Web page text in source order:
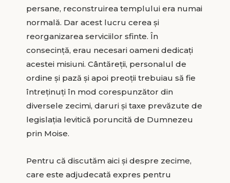
persane, reconstruirea templului era numai
normală. Dar acest lucru cerea și
reorganizarea serviciilor sfinte. În
consecință, erau necesari oameni dedicați
acestei misiuni. Cântăreții, personalul de
ordine și pază și apoi preoții trebuiau să fie
întreținuți în mod corespunzător din
diversele zecimi, daruri și taxe prevăzute de
legislația levitică poruncită de Dumnezeu
prin Moise.
Pentru că discutăm aici și despre zecime,
care este adjudecată expres pentru